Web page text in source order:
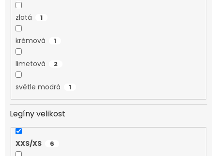
zlatá 1
krémová 1
limetová 2
světle modrá 1
Legíny velikost
XXS/XS 6